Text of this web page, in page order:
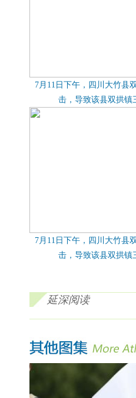
7月11日下午，四川大竹县
击，导致该县双拱镇
7月11日下午，四川大竹县
击，导致该县双拱镇
延深阅读